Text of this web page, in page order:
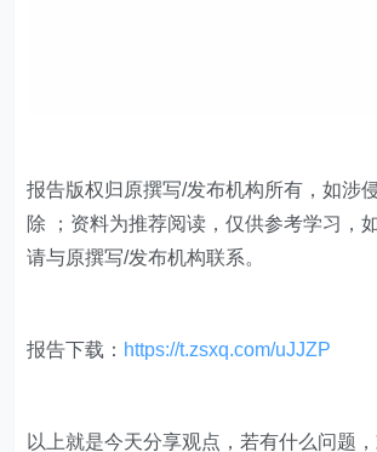
报告版权归原撰写/发布机构所有，如涉
除 ；资料为推荐阅读，仅供参考学习，
请与原撰写/发布机构联系。
报告下载： https://t.zsxq.com/uJJZP
以上就是今天分享观点，若有什么问题